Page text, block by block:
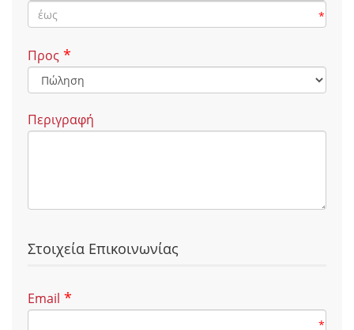
*
Προς *
Περιγραφή
Στοιχεία Επικοινωνίας
Email *
*